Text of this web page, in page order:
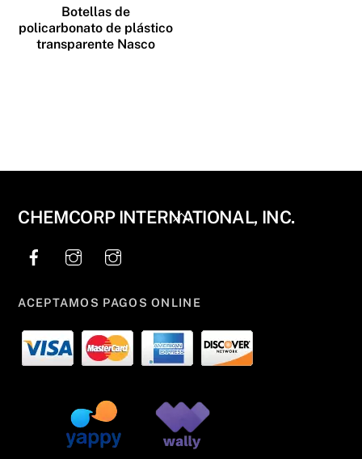
Botellas de
policarbonato de plástico
transparente Nasco
Back
CHEMCORP INTERNATIONAL, INC.
ACEPTAMOS PAGOS ONLINE